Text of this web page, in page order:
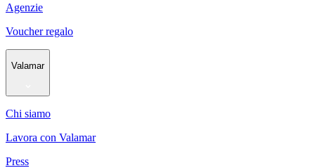
Agenzie
Voucher regalo
Valamar
Chi siamo
Lavora con Valamar
Press